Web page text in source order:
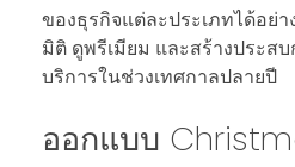
ของธุรกิจแต่ละประเภทได้อย่
มิติ ดูพรีเมียม และสร้างประส
บริการในช่วงเทศกาลปลายปี
ออกแบบ